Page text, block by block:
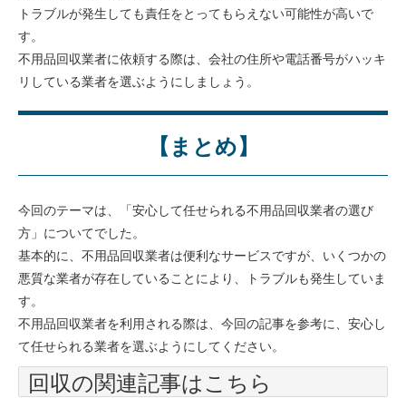
トラブルが発生しても責任をとってもらえない可能性が高いで
す。
不用品回収業者に依頼する際は、会社の住所や電話番号がハッキ
リしている業者を選ぶようにしましょう。
【まとめ】
今回のテーマは、「安心して任せられる不用品回収業者の選び
方」についてでした。
基本的に、不用品回収業者は便利なサービスですが、いくつかの
悪質な業者が存在していることにより、トラブルも発生していま
す。
不用品回収業者を利用される際は、今回の記事を参考に、安心し
て任せられる業者を選ぶようにしてください。
回収の関連記事はこちら